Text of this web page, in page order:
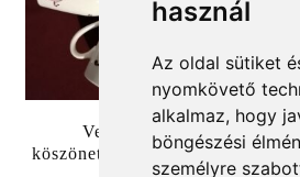
használ
Az oldal sütiket
nyomkövető
alkalmaz, hogy
böngészési
személyre
Vendégeknek
köszönetajándék esküvőre